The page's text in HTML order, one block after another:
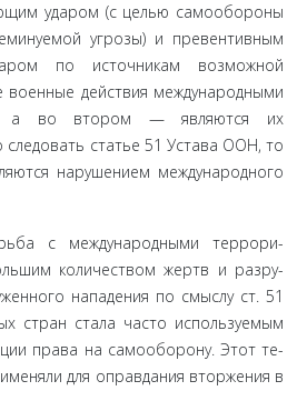
ударом (с целью самообороны
угрозы) и превентивным
по источникам возможной
военные действия между­народными
а во втором — являются их
статье 51 Устава ООН, то
нарушением международного
с международными террори­
количеством жертв и разру­
нападения по смыслу ст. 51
стран стала часто используемым
права на самооборону. Этот те­
для оправдания вторжения в